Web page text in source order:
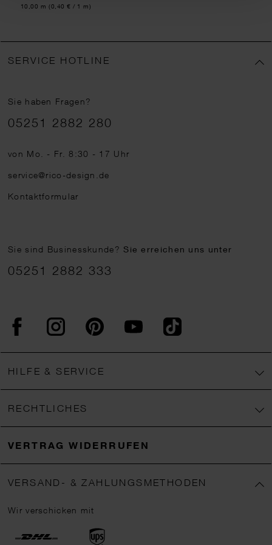
Inhalt:
10,00 m (0,40 € / 1 m)
SERVICE HOTLINE
Sie haben Fragen?
Telefonnummer
05251 2882 280
von Mo. - Fr. 8:30 - 17 Uhr
service@rico-design.de
Kontaktformular
Sie sind Businesskunde?Sie erreichen uns unter
05251 2882 333
FacebookInstagram PinterestYouTubeTikTok
HILFE & SERVICE
RECHTLICHES
VERTRAG WIDERRUFEN
VERSAND- & ZAHLUNGSMETHODEN
Wir verschicken mit